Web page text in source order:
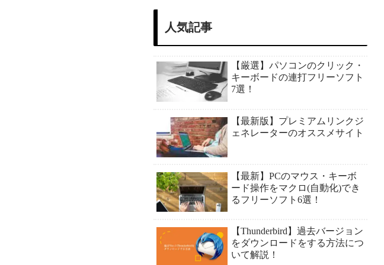
人気記事
【厳選】パソコンのクリック・
キーボードの連打フリーソフト
7選！
【最新版】プレミアムリンクジ
ェネレーターのオススメサイト
【最新】PCのマウス・キーボ
ード操作をマクロ(自動化)でき
るフリーソフト6選！
【Thunderbird】過去バージョン
をダウンロードをする方法につ
いて解説！